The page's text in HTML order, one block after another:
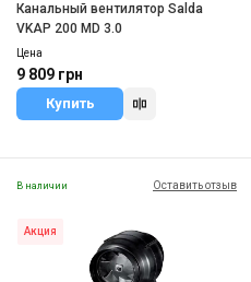
Канальный вентилятор Salda
VKAP 200 MD 3.0
Цена
9 809 грн
Купить
В наличии Оставить отзыв
Акция